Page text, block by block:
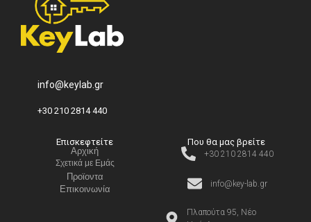
info@keylab.gr
+30 210 2814 440
Επισκεφτείτε
Αρχική
Σχετικά με Εμάς
Προϊοντα
Επικοινωνία
Που θα μας βρείτε
+30 210 2814 440
info@key-lab.gr
Πλαπούτα 95, Νέο